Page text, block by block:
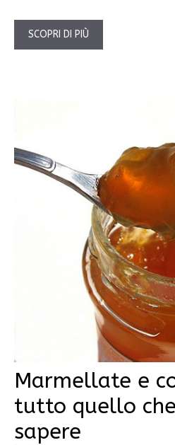
SCOPRI DI PIÙ
Marmellate e
tutto quello
sapere